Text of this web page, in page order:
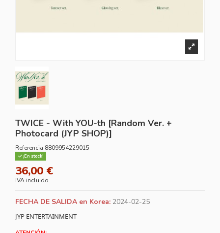
TWICE - With YOU-th [Random Ver. +
Photocard (JYP SHOP)]
Referencia 8809954229015
¡En stock!
36,00 €
IVA incluido
FECHA DE SALIDA en Korea: 2024-02-25
JYP ENTERTAINMENT